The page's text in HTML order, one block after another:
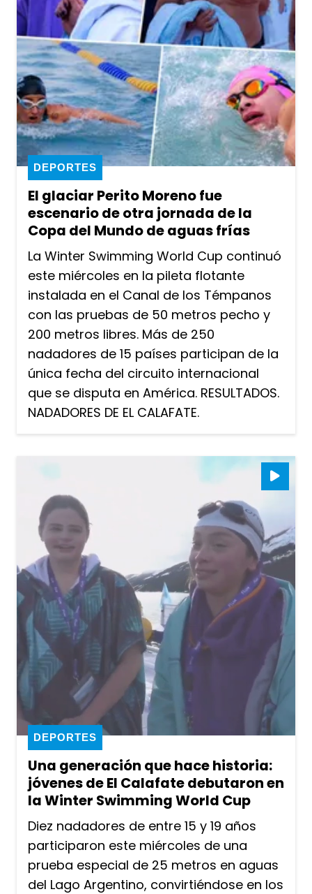
El glaciar Perito Moreno fue
escenario de otra jornada de la
Copa del Mundo de aguas frías
DEPORTES
La Winter Swimming World Cup continuó
este miércoles en la pileta flotante
instalada en el Canal de los Témpanos
con las pruebas de 50 metros pecho y
200 metros libres. Más de 250
nadadores de 15 países participan de la
única fecha del circuito internacional
que se disputa en América. RESULTADOS.
NADADORES DE EL CALAFATE.
Una generación que hace historia:
jóvenes de El Calafate debutaron en
la Winter Swimming World Cup
DEPORTES
Diez nadadores de entre 15 y 19 años
participaron este miércoles de una
prueba especial de 25 metros en aguas
del Lago Argentino, convirtiéndose en los